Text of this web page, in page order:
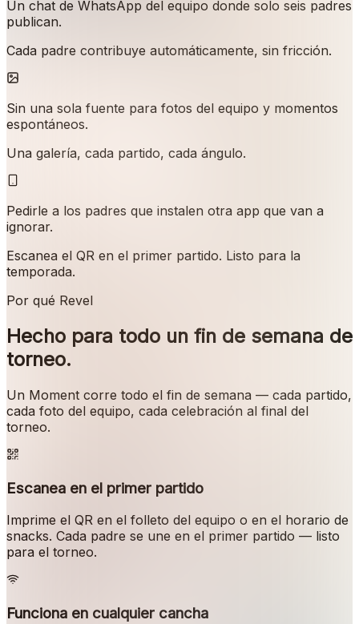
Un chat de WhatsApp del equipo donde solo seis padres
publican.
Cada padre contribuye automáticamente, sin fricción.
Sin una sola fuente para fotos del equipo y momentos
espontáneos.
Una galería, cada partido, cada ángulo.
Pedirle a los padres que instalen otra app que van a
ignorar.
Escanea el QR en el primer partido. Listo para la
temporada.
Por qué Revel
Hecho para todo un fin de semana de
torneo.
Un Moment corre todo el fin de semana — cada partido,
cada foto del equipo, cada celebración al final del
torneo.
Escanea en el primer partido
Imprime el QR en el folleto del equipo o en el horario de
snacks. Cada padre se une en el primer partido — listo
para el torneo.
Funciona en cualquier cancha